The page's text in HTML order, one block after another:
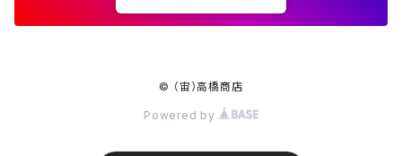
© （宙）高橋商店
Powered by